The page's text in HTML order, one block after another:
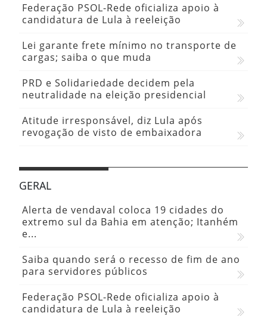
Federação PSOL-Rede oficializa apoio à
candidatura de Lula à reeleição
Lei garante frete mínimo no transporte de
cargas; saiba o que muda
PRD e Solidariedade decidem pela
neutralidade na eleição presidencial
Atitude irresponsável, diz Lula após
revogação de visto de embaixadora
GERAL
Alerta de vendaval coloca 19 cidades do
extremo sul da Bahia em atenção; Itanhém
e...
Saiba quando será o recesso de fim de ano
para servidores públicos
Federação PSOL-Rede oficializa apoio à
candidatura de Lula à reeleição